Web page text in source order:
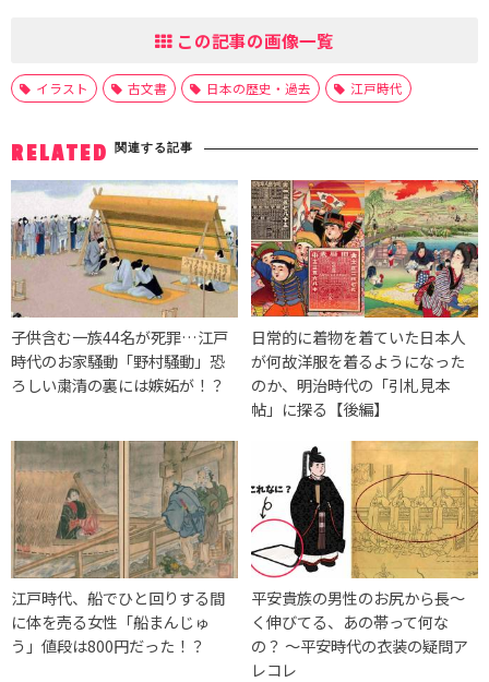
この記事の画像一覧
イラスト 古文書 日本の歴史・過去 江戸時代
RELATED 関連する記事
子供含む一族44名が死罪…江戸
時代のお家騒動「野村騒動」恐
ろしい粛清の裏には嫉妬が！？
日常的に着物を着ていた日本人
が何故洋服を着るようになった
のか、明治時代の「引札見本
帖」に探る【後編】
江戸時代、船でひと回りする間
に体を売る女性「船まんじゅ
う」値段は800円だった！？
平安貴族の男性のお尻から長〜
く伸びてる、あの帯って何な
の？ 〜平安時代の衣装の疑問ア
レコレ